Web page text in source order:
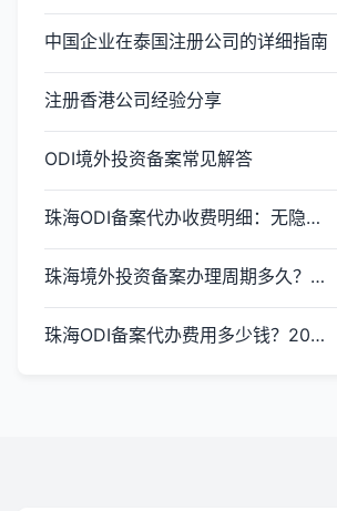
中国企业在泰国注册公司的详细指南
注册香港公司经验分享
ODI境外投资备案常见解答
珠海ODI备案代办收费明细：无隐形消费更透明
珠海境外投资备案办理周期多久？ODI备案下证时间
珠海ODI备案代办费用多少钱？2026最新收费标准